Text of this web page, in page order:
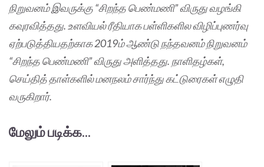
நிறுவனம் இவருக்கு “சிறந்த பெண்மணி” விருது வழங்கி
கவுரவித்தது. உளவியல் ரீதியாக பள்ளிகளில விழிப்புணர்வு
ஏற்படுத்தியதற்காக 2019ம் ஆண்டு நந்தவனம் நிறுவனம்
“சிறந்த பெண்மணி” விருது அளித்தது. நாளிதழ்கள்,
செய்தித் தாள்களில் மனநலம் சார்ந்து கட்டுரைகள் எழுதி
வருகிறார்.
மேலும் படிக்க...